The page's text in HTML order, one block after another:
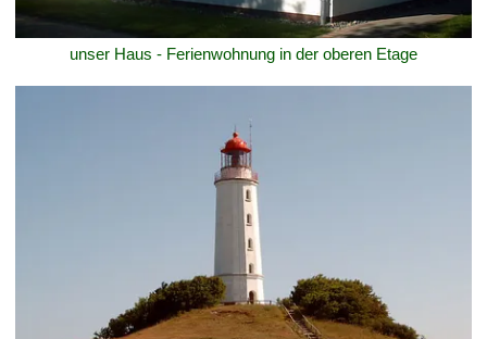
unser Haus - Ferienwohnung in der oberen Etage